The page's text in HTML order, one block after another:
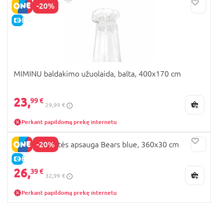
-20%
E-KAINA
MIMINU baldakimo užuolaida, balta, 400x170 cm
23,99 €
29,99 €
Perkant papildomą prekę internetu
-20%
E-KAINA
MIMINU lovytės apsauga Bears blue, 360x30 cm
26,39 €
32,99 €
Perkant papildomą prekę internetu